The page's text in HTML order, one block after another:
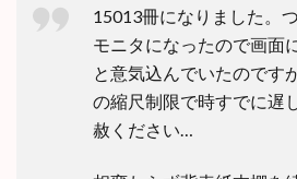
15013冊になりました。
モニタになったので画面
と意気込んでいたのです
の縮尺制限で時すでに遅
赦ください…